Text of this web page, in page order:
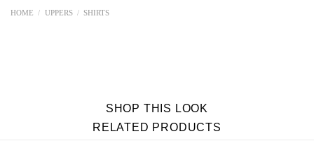
HOME / UPPERS / SHIRTS
SHOP THIS LOOK
RELATED PRODUCTS